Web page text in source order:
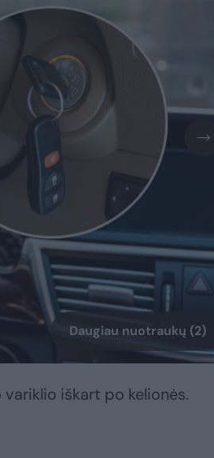
Daugiau nuotraukų (2)
iškart po kelionės.